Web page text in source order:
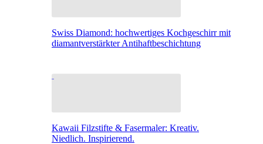
Swiss Diamond: hochwertiges Kochgeschirr mit
diamantverstärkter Antihaftbeschichtung
Kawaii Filzstifte & Fasermaler: Kreativ.
Niedlich. Inspirierend.